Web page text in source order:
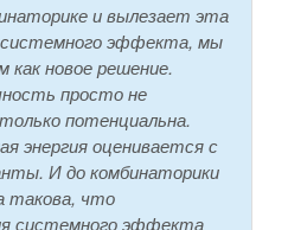
и вылезает эта
эффекта, мы
новое решение.
просто не
потенциальна.
энергия оценивается с
И до комбинаторики
такова, что
системного эффекта